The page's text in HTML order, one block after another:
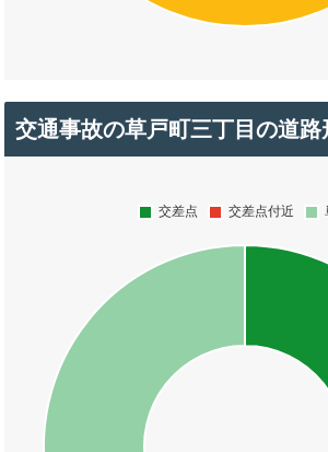
交通事故の草戸町三丁目の道路